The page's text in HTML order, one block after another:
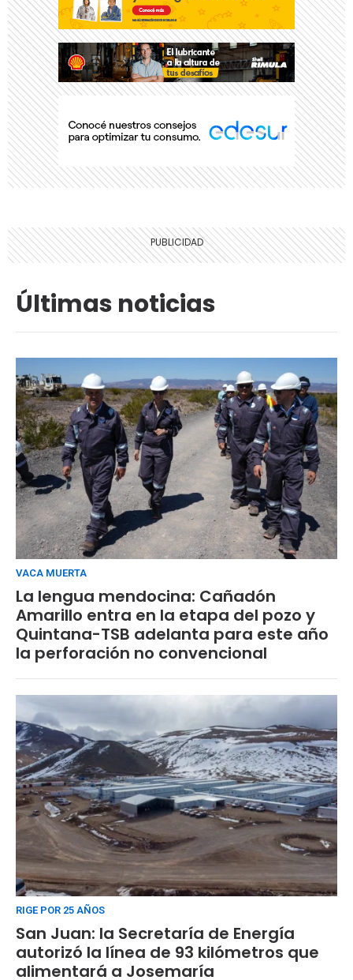
Últimas noticias
VACA MUERTA
La lengua mendocina: Cañadón
Amarillo entra en la etapa del pozo y
Quintana-TSB adelanta para este año
la perforación no convencional
RIGE POR 25 AÑOS
San Juan: la Secretaría de Energía
autorizó la línea de 93 kilómetros que
alimentará a Josemaría